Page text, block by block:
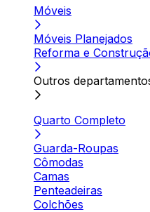
Móveis
Móveis Planejados
Reforma e
Outros
Quarto Completo
Guarda-Roupas
Cômodas
Camas
Penteadeiras
Colchões